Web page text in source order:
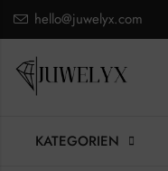
hello@juwelyx.com
KATEGORIEN